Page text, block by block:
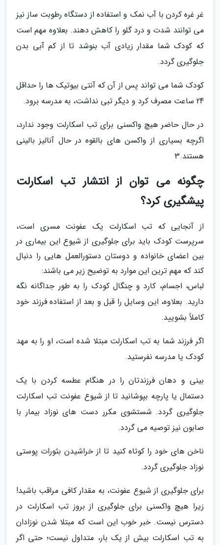
غر غره کردن با آب نمک و استفاده از دستگاه رطوبت ساز نیز
می توانند شدت و درد گلو را کاهش دهند. بعلاوه مهم است
که کودک شما مقدار زیادی آب بنوشد تا از کم آبی بدن
جلوگیری گردد.
کودک شما می تواند پس از آن که آنتی بیوتیک ها را حداقل
24 ساعت مصرف کرد و دیگر تبی نداشت، به مدرسه برود.
در حال حاضر هیچ واکسنی برای تب اسکارلت وجود ندارد،
اگرچه بسیاری از واکسن های بالقوه در حال آنالیز بالینی
هستند.3
چگونه می توان از انتشار تب اسکارلت
پیشگیری کرد؟
از آنجایی که تب اسکارلت یک عفونت مسری است،
سرپرست کودک باید برای جلوگیری از شیوع این بیماری در
بین اعضای خانواده و دوستان دستورالعمل هایی را دنبال
کند که مهم ترین این موارد به توضیح زیر می باشند:
لباس، اجسام، کارد و چنگال کودک را به طور جداگانه نگه
دارید. بعلاوه، این وسایل را قبل و بعد از استفاده فرزند خود
کاملاً بشویید.
اگر فرزند شما به تب اسکارلت مبتلا شده است، او را به مهد
کودک یا مدرسه نفرستید.
بینی و دهان فرزندتان را در هنگام عطسه کردن با یک
دستمال یا پارچه بپوشانید تا از شیوع عفونت تب اسکارلت
جلوگیری گردد. شستشوی مکرر دست های نوزاد بیمار با
صابون نیز توصیه می گردد.
ناخن های خود را کوتاه کنید تا از خراشیدن بثورات پوستی
نوزاد جلوگیری گردد.
برای جلوگیری از شیوع عفونت، به مقدار کافی مراقب باشید!
زیرا هیچ واکسنی برای جلوگیری از بروز تب اسکارلت در
دسترس نیست. خبر خوب این است که مبتلا شدن نوزادان
به تب اسکارلت بیش از یک بار، متداول نیست؛ حتی اگر